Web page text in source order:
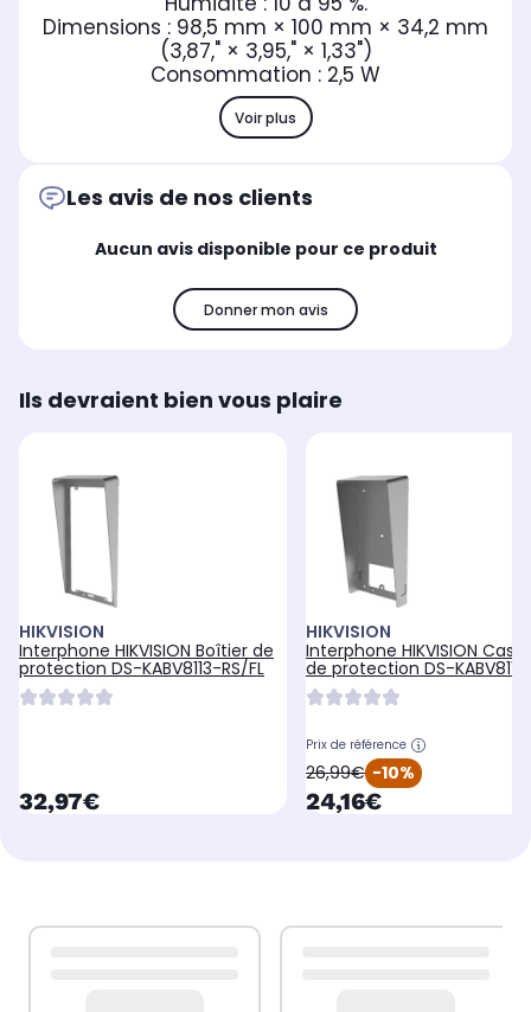
Dimensions : 98,5 mm × 100 mm × 34,2 mm
(3,87," × 3,95," × 1,33")
Consommation : 2,5 W
Voir plus
Les avis de nos clients
Aucun avis disponible pour ce produit
Donner mon avis
Ils devraient bien vous plaire
HIKVISION
Interphone HIKVISION Boîtier de
protection DS-KABV8113-RS/FL
currentPrice
32,97€
HIKVISION
Interphone HIKVISION
de protection DS-
Prix de référence
oldPrice
26,99€ -10%
currentPrice
24,16€